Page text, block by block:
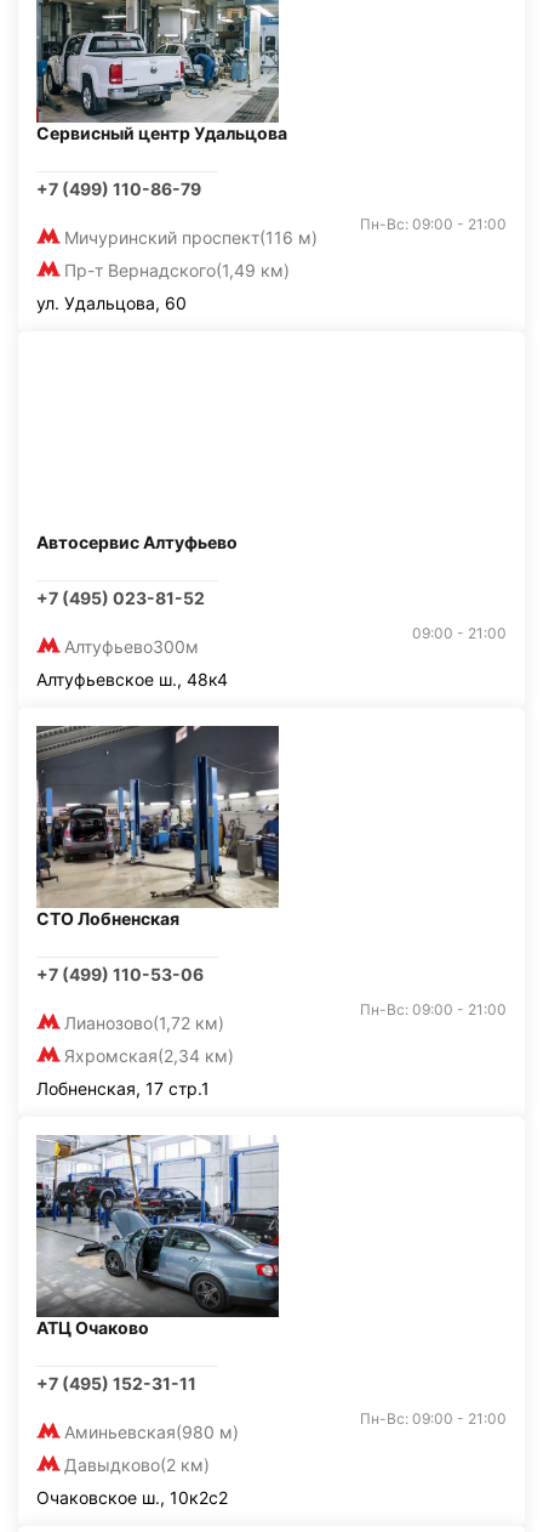
Сервисный центр Удальцова
+7 (499) 110-86-79
Мичуринский проспект(116 м)
Пр-т Вернадского(1,49 км)
Пн-Вс: 09:00 - 21:00
ул. Удальцова, 60
Автосервис Алтуфьево
+7 (495) 023-81-52
Алтуфьево300м
09:00 - 21:00
Алтуфьевское ш., 48к4
СТО Лобненская
+7 (499) 110-53-06
Лианозово(1,72 км)
Яхромская(2,34 км)
Пн-Вс: 09:00 - 21:00
Лобненская, 17 стр.1
АТЦ Очаково
+7 (495) 152-31-11
Аминьевская(980 м)
Давыдково(2 км)
Пн-Вс: 09:00 - 21:00
Очаковское ш., 10к2с2